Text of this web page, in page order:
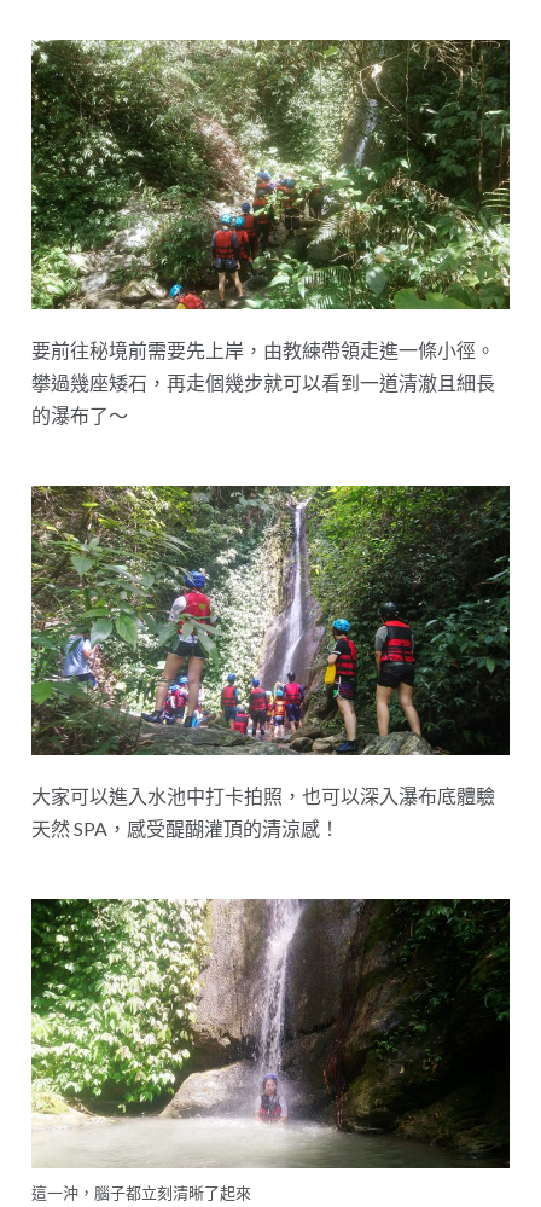
要前往秘境前需要先上岸，由教練帶領走進一條小徑。
攀過幾座矮石，再走個幾步就可以看到一道清澈且細長
的瀑布了～
大家可以進入水池中打卡拍照，也可以深入瀑布底體驗
天然 SPA，感受醍醐灌頂的清涼感！
這一沖，腦子都立刻清晰了起來